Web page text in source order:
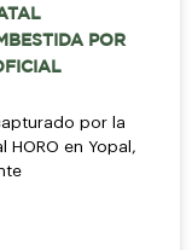
POR
por la
en Yopal,